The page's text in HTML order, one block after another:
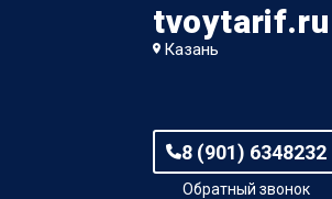
tvoytarif.ru
Казань
8 (901) 6348232
Обратный звонок